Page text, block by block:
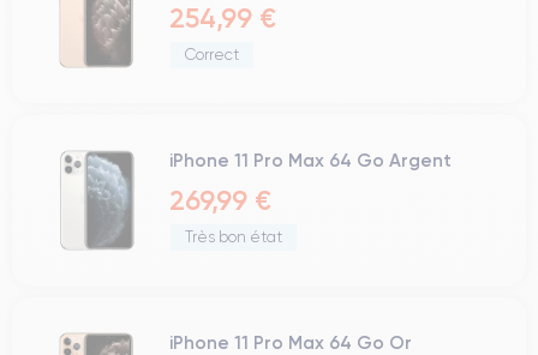
254,99 €
Correct
iPhone 11 Pro Max 64 Go Argent
269,99 €
Très bon état
iPhone 11 Pro Max 64 Go Or